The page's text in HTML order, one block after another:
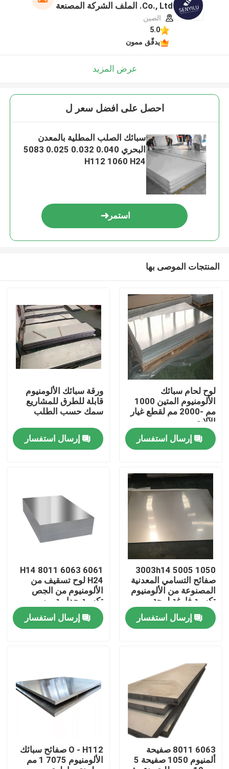
منزل
المنتجات
أشرطة فيديو
حول بنا
جولة في المعمل
طلب اقتباس
مطحنة إنهاء لفائف الألومنيوم
لفائف الألمنيوم المطلي بالألوان
لفائف الألمنيوم المدرفلة على البارد
Co., Ltd. الملف الشركة المصنعة
الصين
5.0
يدقّق ممون
عرض المزيد
احصل على افضل سعر ل
سبائك الصلب المطلية بالمعدن
البحري 0.040 0.032 0.025 5083
H112 1060 H24
استمر
المنتجات الموصى بها
لوح لحام سبائك
الألومنيوم المتين 1000
مم -2000 مم لقطع غيار
الآلات
إرسال استفسار
ورقة سبائك الألومنيوم
قابلة للطرق للمشاريع
سمك حسب الطلب
إرسال استفسار
1050 3003h14 5005
صفائح التسامي المعدنية
المصنوعة من الألومنيوم
تكسية فارغة لوحة
الألومنيوم المركبة
إرسال استفسار
6061 6063 8011 H14
H24 لوح تسقيف من
الألومنيوم من الجص
تكسية جدارية من
الألومونيوم المركب
إرسال استفسار
6063 8011 صفيحة
ألمنيوم 1050 صفيحة 5
O - H112 صفائح سبائك
الألومنيوم 7075 1 مم